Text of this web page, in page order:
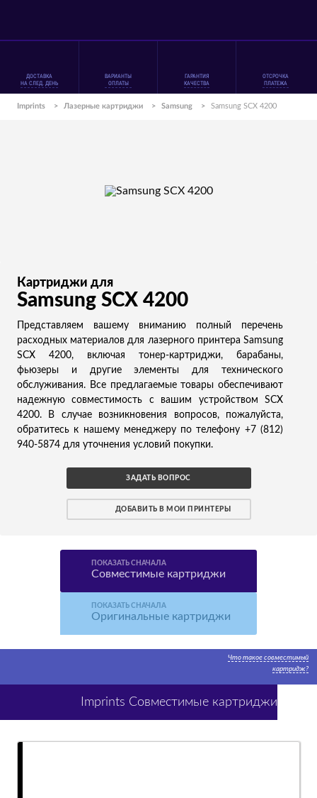
ДОСТАВКА
НА СЛЕД. ДЕНЬ
ВАРИАНТЫ
ОПЛАТЫ
ГАРАНТИЯ
КАЧЕСТВА
ОТСРОЧКА
ПЛАТЕЖА
Imprints > Лазерные картриджи > Samsung > Samsung SCX 4200
Картриджи для
Samsung SCX 4200
Представляем вашему вниманию полный перечень
расходных материалов для лазерного принтера Samsung
SCX 4200, включая тонер-картриджи, барабаны,
фьюзеры и другие элементы для технического
обслуживания. Все предлагаемые товары обеспечивают
надежную совместимость с вашим устройством SCX
4200. В случае возникновения вопросов, пожалуйста,
обратитесь к нашему менеджеру по телефону +7 (812)
940-5874 для уточнения условий покупки.
ЗАДАТЬ ВОПРОС
ДОБАВИТЬ В МОИ ПРИНТЕРЫ
ПОКАЗАТЬ СНАЧАЛА
Совместимые картриджи
ПОКАЗАТЬ СНАЧАЛА
Оригинальные картриджи
Что такое совместимый
картридж?
Imprints Совместимые картриджи